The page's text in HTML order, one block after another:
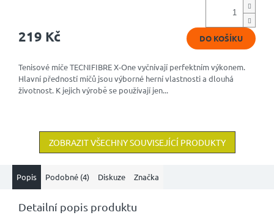
z
hvězdiček.
219 Kč DO KOŠÍKU
Tenisové míče TECNIFIBRE X-One vyčnívají perfektním výkonem.
Hlavní předností míčů jsou výborné herní vlastnosti a dlouhá
životnost. K jejich výrobě se používají jen...
ZOBRAZIT VŠECHNY SOUVISEJÍCÍ PRODUKTY
Popis Podobné (4) Diskuze Značka
Detailní popis produktu